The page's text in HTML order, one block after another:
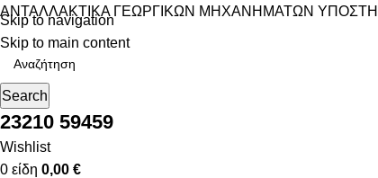
Skip to navigation
Skip to main content
ΑΝΤΑΛΛΑΚΤΙΚΑ ΓΕΩΡΓΙΚΩΝ ΜΗΧΑΝΗΜΑΤΩΝ
Search
23210 59459
Wishlist
0 είδη 0,00 €